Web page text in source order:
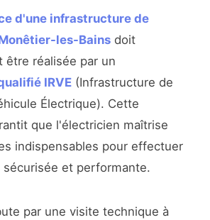
d'une infrastructure de
les-Bains doit
être réalisée par un
IRVE (Infrastructure de
Électrique). Cette
que l'électricien maîtrise
indispensables pour effectuer
sécurisée et performante.
par une visite technique à